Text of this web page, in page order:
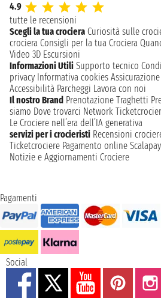
4.9
tutte le recensioni
Scegli la tua crociera Curiosità sulle
crociera Consigli per la tua Crociera
Video 3D Escursioni
Informazioni Utili Supporto tecnico
privacy Informativa cookies Assicurazione
Accessibilità Parcheggi Lavora con noi
Il nostro Brand Prenotazione Traghetti
siamo Dove trovarci Network
Le Crociere nell’era dell’IA generativa
servizi per i crocieristi Recensioni
Ticketcrociere Pagamento online Scalapay
Notizie e Aggiornamenti Crociere
Pagamenti
Social